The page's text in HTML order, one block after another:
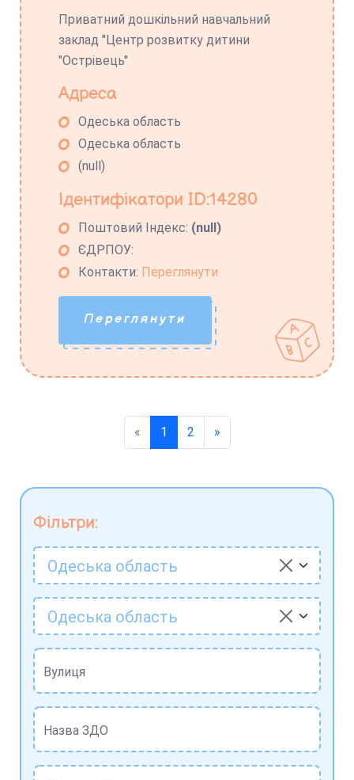
Фільтри:
Одеська область
Одеська область
Вулиця
Назва ЗДО
Приватний дошкільний навчальний
заклад "Центр розвитку дитини
"Острівець"
Адреса
Одеська область
Одеська область
(null)
Ідентифікатори ID:14280
Поштовий Індекс: (null)
ЄДРПОУ:
Контакти: Переглянути
Переглянути
« 1 2 »